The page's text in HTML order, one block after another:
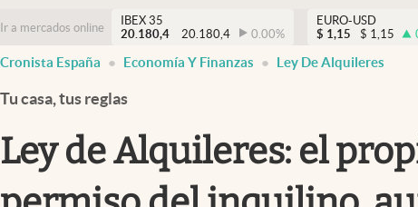
Ir a mercados online
IBEX 35
20.180,4
20.180,4 0.00%
EURO-USD
$ 1,15 $ 1,15
Cronista España Economía Y Finanzas Ley De Alquileres
Tu casa, tus reglas
Ley de Alquileres: el